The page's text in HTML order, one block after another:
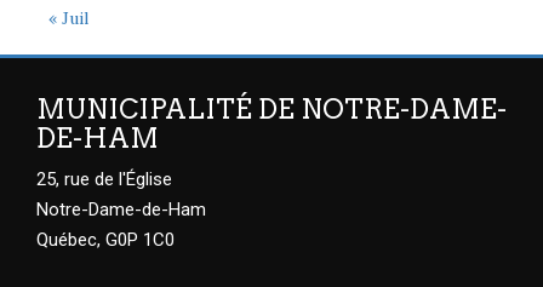
« Juil
MUNICIPALITÉ DE NOTRE-DAME-
DE-HAM
25, rue de l'Église
Notre-Dame-de-Ham
Québec, G0P 1C0